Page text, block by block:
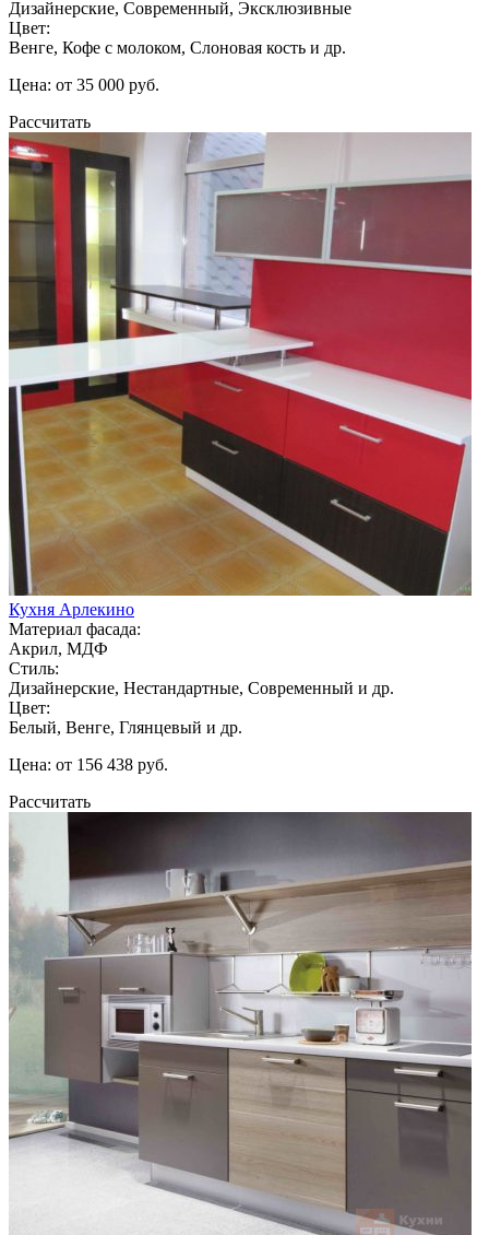
Дизайнерские, Современный, Эксклюзивные
Цвет:
Венге, Кофе с молоком, Слоновая кость и др.
Цена: от 35 000 руб.
Рассчитать
Кухня Арлекино
Материал фасада:
Акрил, МДФ
Стиль:
Дизайнерские, Нестандартные, Современный и др.
Цвет:
Белый, Венге, Глянцевый и др.
Цена: от 156 438 руб.
Рассчитать